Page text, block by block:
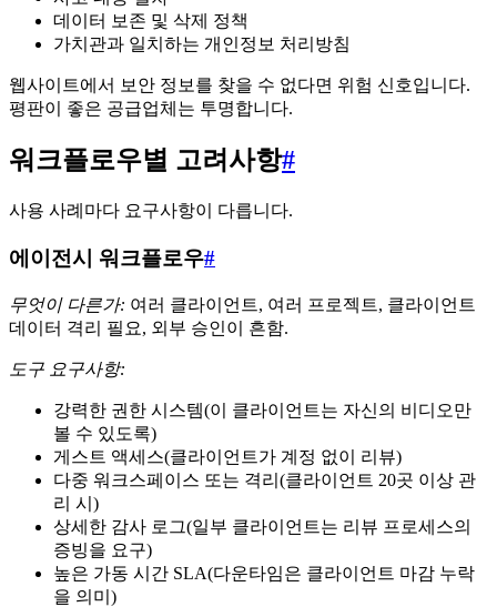
데이터 보존 및 삭제 정책
가치관과 일치하는 개인정보 처리방침
웹사이트에서 보안 정보를 찾을 수 없다면 위험 신호입니다.
평판이 좋은 공급업체는 투명합니다.
워크플로우별 고려사항#
사용 사례마다 요구사항이 다릅니다.
에이전시 워크플로우#
무엇이 다른가: 여러 클라이언트, 여러 프로젝트, 클라이언트
데이터 격리 필요, 외부 승인이 흔함.
도구 요구사항:
강력한 권한 시스템(이 클라이언트는 자신의 비디오만
볼 수 있도록)
게스트 액세스(클라이언트가 계정 없이 리뷰)
다중 워크스페이스 또는 격리(클라이언트 20곳 이상 관
리 시)
상세한 감사 로그(일부 클라이언트는 리뷰 프로세스의
증빙을 요구)
높은 가동 시간 SLA(다운타임은 클라이언트 마감 누락
을 의미)